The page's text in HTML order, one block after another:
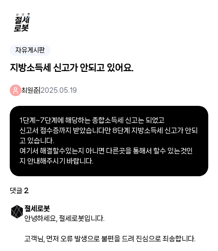
자유게시판
지방소득세 신고가 안되고 있어요.
최원준 2025.05.19
1단계~7단계에 해당하는 종합소득세 신고는 되었고
신고서 접수증까지 받았습니다만 8단계 지방소득세 신고가 안되
고 있습니다.
여기서 해결할수있는지 아니면 다른곳을 통해서 할수 있는것인
지 안내해주시기 바랍니다.
댓글 2
절세로봇
안녕하세요, 절세로봇입니다.
고객님, 먼저 오류 발생으로 불편을 드려 진심으로 죄송합니다.